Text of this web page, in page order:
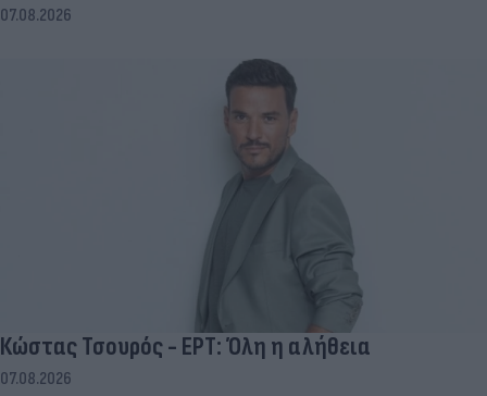
07.08.2026
Κώστας Τσουρός - ΕΡΤ: Όλη η αλήθεια
07.08.2026